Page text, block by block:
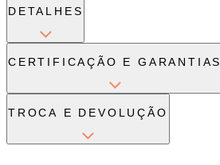
DETALHES
CERTIFICAÇÃO E GARANTIAS
TROCA E DEVOLUÇÃO